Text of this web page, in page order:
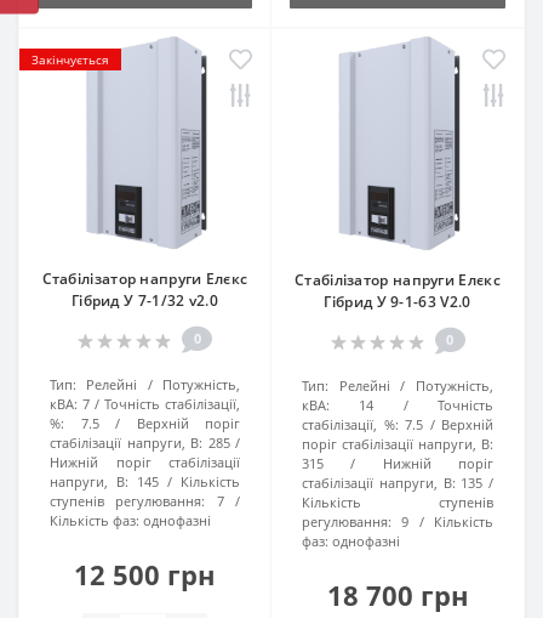
Закінчується
Стабілізатор напруги Елєкс
Гібрид У 7-1/32 v2.0
0
Тип: Релейні
Потужність,
кВА: 7
Точність стабілізації,
%:
7.5
Верхній поріг
стабілізації напруги, В: 285
Нижній поріг стабілізації
напруги, В: 145
Кількість
ступенів регулювання:
7
Кількість фаз: однофазні
12 500 грн
Стабілізатор напруги Елєкс
Гібрид У 9-1-63 V2.0
0
Тип: Релейні
Потужність,
кВА:
14
Точність
стабілізації, %: 7.5
Верхній
поріг стабілізації напруги, В:
315
Нижній поріг
стабілізації напруги, В: 135
Кількість ступенів
регулювання:
9
Кількість
фаз: однофазні
18 700 грн